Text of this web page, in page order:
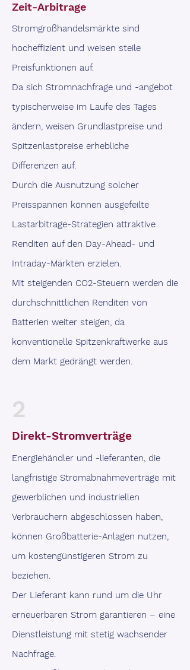
Zeit-Arbitrage
Stromgroßhandelsmärkte sind
hocheffizient und weisen steile
Preisfunktionen auf.
Da sich Stromnachfrage und -angebot
typischerweise im Laufe des Tages
ändern, weisen Grundlastpreise und
Spitzenlastpreise erhebliche
Differenzen auf.
Durch die Ausnutzung solcher
Preisspannen können ausgefeilte
Lastarbitrage-Strategien attraktive
Renditen auf den Day-Ahead- und
Intraday-Märkten erzielen.
Mit steigenden CO2-Steuern werden die
durchschnittlichen Renditen von
Batterien weiter steigen, da
konventionelle Spitzenkraftwerke aus
dem Markt gedrängt werden.
2
Direkt-Stromverträge
Energiehändler und -lieferanten, die
langfristige Stromabnahmeverträge mit
gewerblichen und industriellen
Verbrauchern abgeschlossen haben,
können Großbatterie-Anlagen nutzen,
um kostengünstigeren Strom zu
beziehen.
Der Lieferant kann rund um die Uhr
erneuerbaren Strom garantieren – eine
Dienstleistung mit stetig wachsender
Nachfrage.